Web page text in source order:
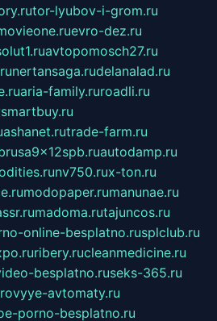
tor-lyubov-i-grom.ru
evro-dez.ru
avtopomosch27.ru
nertansaga.rudelanalad.ru
aria-family.ruroadli.ru
ashanet.rutrade-farm.ru
autodamp.ru
nv750.rux-ton.ru
modopaper.rumanunae.ru
madoma.rutajuncos.ru
online-besplatno.rusplclub.ru
ribery.rucleanmedicine.ru
besplatno.ruseks-365.ru
avtomaty.ru
porno-besplatno.ru